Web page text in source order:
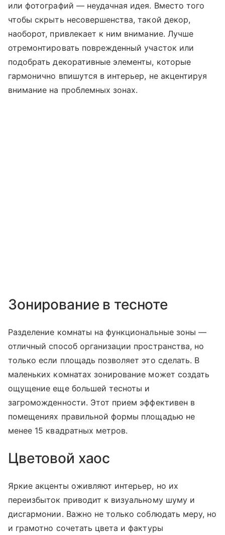
или фотографий — неудачная идея. Вместо того
чтобы скрыть несовершенства, такой декор,
наоборот, привлекает к ним внимание. Лучше
отремонтировать поврежденный участок или
подобрать декоративные элементы, которые
гармонично впишутся в интерьер, не акцентируя
внимание на проблемных зонах.
Зонирование в тесноте
Разделение комнаты на функциональные зоны —
отличный способ организации пространства, но
только если площадь позволяет это сделать. В
маленьких комнатах зонирование может создать
ощущение еще большей тесноты и
загроможденности. Этот прием эффективен в
помещениях правильной формы площадью не
менее 15 квадратных метров.
Цветовой хаос
Яркие акценты оживляют интерьер, но их
переизбыток приводит к визуальному шуму и
дисгармонии. Важно не только соблюдать меру, но
и грамотно сочетать цвета и фактуры